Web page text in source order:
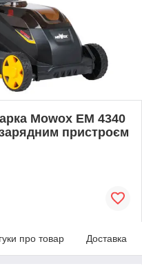
Mowox EM 4340
пристроєм
про товар Доставка